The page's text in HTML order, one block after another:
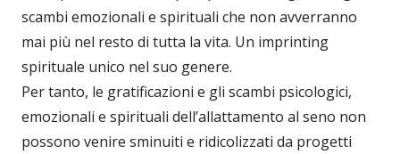
scambi emozionali e spirituali che non avverranno
mai più nel resto di tutta la vita. Un imprinting
spirituale unico nel suo genere.
Per tanto, le gratificazioni e gli scambi psicologici,
emozionali e spirituali dell’allattamento al seno non
possono venire sminuiti e ridicolizzati da progetti